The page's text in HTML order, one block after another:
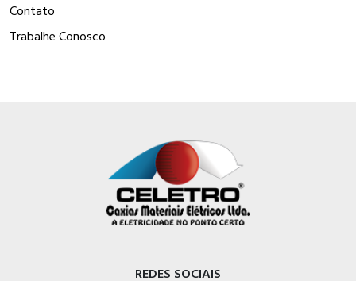
Contato
Trabalhe Conosco
REDES SOCIAIS